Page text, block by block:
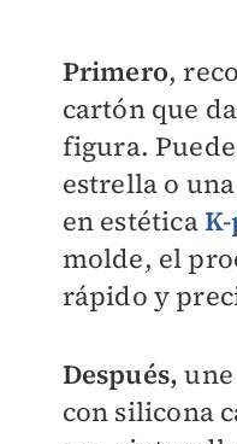
Primero,
cartón que
figura.
estrella o
en estética
molde, el
rápido y
Después,
con silicona